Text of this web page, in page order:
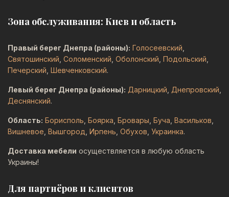
Зона обслуживания: Киев и область
Правый берег Днепра (районы): Голосеевский
Святошинский Соломенский Оболонский Подольский
Печерский Шевченковский.
Левый берег Днепра (районы): Дарницкий Днепровский
Деснянский.
Область: Борисполь Боярка Бровары Буча Васильков
Вишневое Вышгород Ирпень Обухов Украинка.
Доставка мебели осуществляется в любую область
Украины!
Для партнёров и клиентов